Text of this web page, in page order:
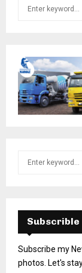
Subscrible
Subscribe my
photos. Let's